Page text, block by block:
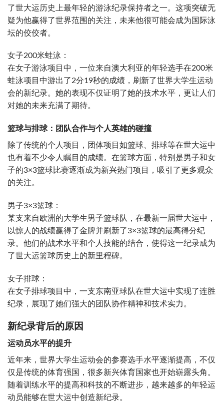
了世大运历史上最年轻的游泳纪录保持者之一。这项突破无
疑为他赢得了世界范围的关注，未来他很可能会成为国际泳
坛的佼佼者。
女子200米蛙泳：
在女子游泳项目中，一位来自澳大利亚的年轻选手在200米
蛙泳项目中游出了2分19秒的成绩，刷新了世界大学生运动
会的新纪录。她的表现不仅证明了她的技术水平，更让人们
对她的未来充满了期待。
篮球与排球：团队合作与个人英雄的碰撞
除了传统的个人项目，团体项目如篮球、排球等在世大运中
也有着不少令人瞩目的成绩。在篮球方面，特别是男子和女
子的3×3篮球比赛逐渐成为新兴热门项目，吸引了更多观众
的关注。
男子3×3篮球：
某支来自欧洲的大学生男子篮球队，在最新一届世大运中，
以惊人的战绩赢得了金牌并刷新了3×3篮球的最高得分纪
录。他们的战术水平和个人技能的结合，使得这一纪录成为
了世大运篮球历史上的新里程碑。
女子排球：
在女子排球项目中，一支东南亚球队在世大运中实现了连胜
纪录，展现了她们强大的团队协作精神和技术实力。
新纪录背后的原因
运动员水平的提升
近年来，世界大学生运动会的参赛选手水平逐渐提高，不仅
仅是传统的体育强国，很多新兴体育国家也开始崭露头角。
随着训练水平的提高和科技的不断进步，越来越多的年轻运
动员能够在世大运中创造新纪录。